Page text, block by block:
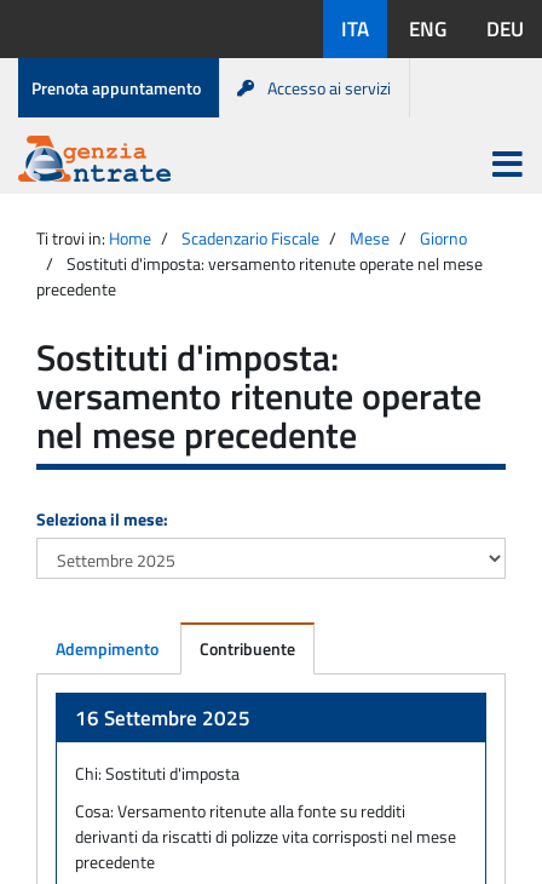
contenuto
disponibili:
ITA ENG DEU
Menu
di
servizio
Prenota appuntamento Accesso ai servizi
Agenzia
Entrate
Apri
menu
principale
Ti trovi in: Home Scadenzario Fiscale Mese
Giorno
Sostituti d'imposta: versamento ritenute operate nel mese
precedente
Sostituti d'imposta:
versamento ritenute operate
nel mese precedente
Seleziona il mese:
Adempimento Contribuente
16 Settembre 2025
Chi:Sostituti d'imposta
Cosa:Versamento ritenute alla fonte su redditi
derivanti da riscatti di polizze vita corrisposti nel mese
precedente